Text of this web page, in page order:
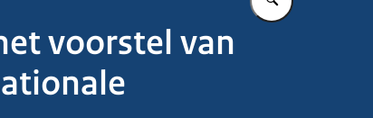
voorstel van